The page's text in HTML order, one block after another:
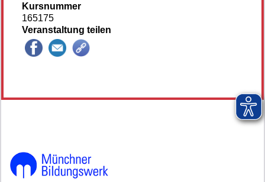
Kursnummer
165175
Veranstaltung teilen